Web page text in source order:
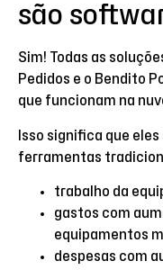
são
Sim! Todas as
Pedidos e o Bendito
que funcionam na
Isso significa que
ferramentas
trabalho da
gastos com
equipamentos
despesas com